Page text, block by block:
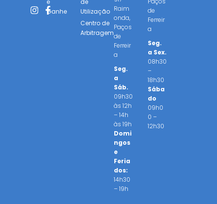
e
Ganhe
de
Utilização
Centro de
Arbitragem
Raim
onda,
Paços
de
Ferreir
a
Seg.
a
Sáb.
09h30
às 12h
– 14h
às 19h
Domi
ngos
e
Feria
dos:
14h30
– 19h
de
Ferreir
a
Seg.
a Sex.
08h30
–
18h30
Sába
do
09h0
0 –
12h30